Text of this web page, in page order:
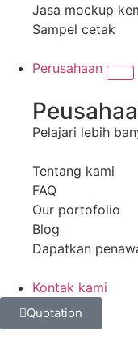
Jasa mockup
Sampel cetak
Perusahaan
Pelajari lebih
Tentang kami
FAQ
Our portofolio
Blog
Dapatkan
Kontak kami
Quotation